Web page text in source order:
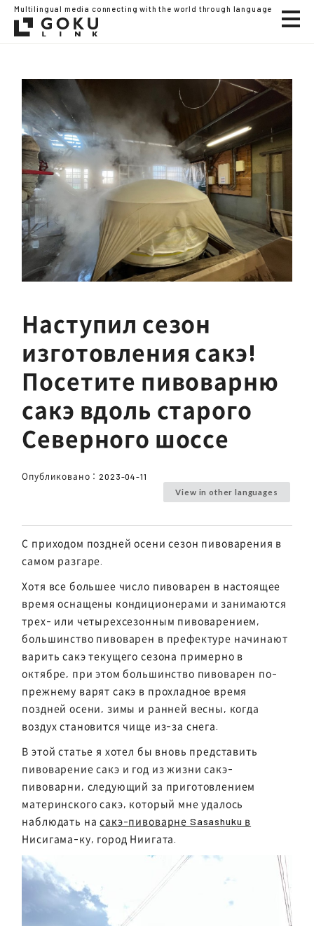
Multilingual media connecting with the world through language
Наступил сезон
изготовления сакэ!
Посетите пивоварню
сакэ вдоль старого
Северного шоссе
Опубликовано： 2023-04-11
View in other languages
С приходом поздней осени сезон пивоварения в
самом разгаре.
Хотя все большее число пивоварен в настоящее
время оснащены кондиционерами и занимаются
трех- или четырехсезонным пивоварением,
большинство пивоварен в префектуре начинают
варить сакэ текущего сезона примерно в
октябре, при этом большинство пивоварен по-
прежнему варят сакэ в прохладное время
поздней осени, зимы и ранней весны, когда
воздух становится чище из-за снега.
В этой статье я хотел бы вновь представить
пивоварение сакэ и год из жизни сакэ-
пивоварни, следующий за приготовлением
материнского сакэ, который мне удалось
наблюдать насакэ-пивоварне Sasashuku в
Нисигама-ку, город Ниигата.